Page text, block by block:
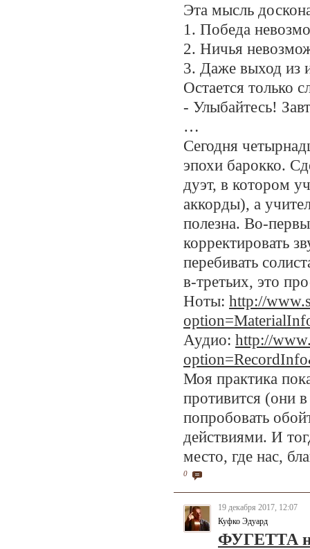
Эта мысль
1. Победа
2. Ничья
3. Даже выход из
Остается только
- Улыбайтесь!
…
Сегодня
эпохи барокко.
дуэт, в котором
аккорды), а
полезна. Во-
корректировать
перебивать
в-третьих, это
Ноты: http://
Аудио: http://
Моя практика
противится (они
попробовать
действиями. И
место, где нас,
0
19 декабря 2017, 12:07
Куфко Эдуард
ФУГЕТТА